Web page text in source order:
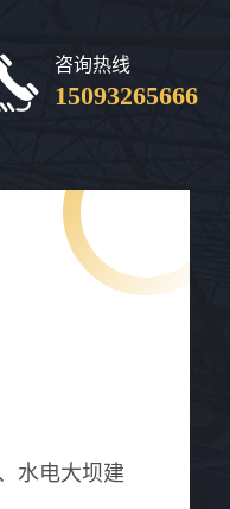
咨询热线
15093265666
水电大坝建